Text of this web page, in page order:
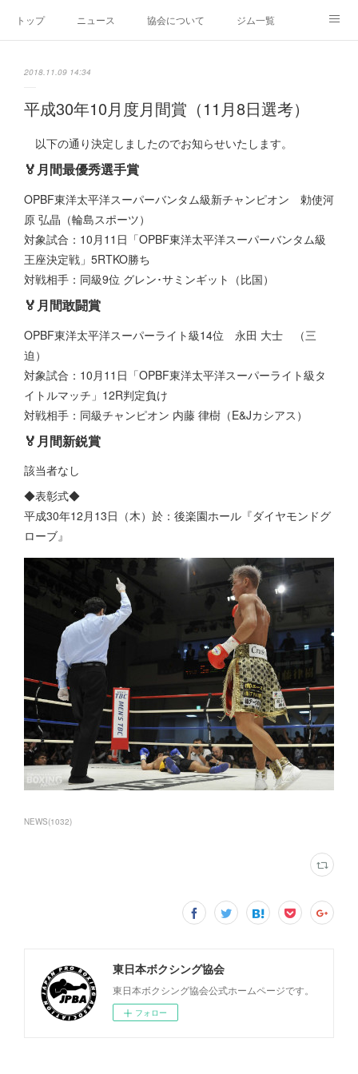
トップ ニュース 協会について ジム一覧
2018.11.09 14:34
平成30年10月度月間賞（11月8日選考）
以下の通り決定しましたのでお知らせいたします。
🏅月間最優秀選手賞
OPBF東洋太平洋スーパーバンタム級新チャンピオン 勅使河
原 弘晶（輪島スポーツ）
対象試合：10月11日「OPBF東洋太平洋スーパーバンタム級
王座決定戦」5RTKO勝ち
対戦相手：同級9位 グレン･サミンギット（比国）
🏅月間敢闘賞
OPBF東洋太平洋スーパーライト級14位 永田 大士 （三
迫）
対象試合：10月11日「OPBF東洋太平洋スーパーライト級タ
イトルマッチ」12R判定負け
対戦相手：同級チャンピオン 内藤 律樹（E&Jカシアス）
🏅月間新鋭賞
該当者なし
◆表彰式◆
平成30年12月13日（木）於：後楽園ホール『ダイヤモンドグ
ローブ』
NEWS(1032)
東日本ボクシング協会
東日本ボクシング協会公式ホームページです。
フォロー